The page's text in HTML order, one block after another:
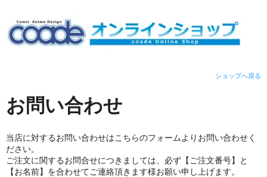
ショップへ戻る
お問い合わせ
当店に対するお問い合わせはこちらのフォームよりお問い合わせく
ださい。
ご注文に関するお問合せにつきましては、必ず【ご注文番号】と
【お名前】を合わせてご連絡頂きます様お願い申し上げます。